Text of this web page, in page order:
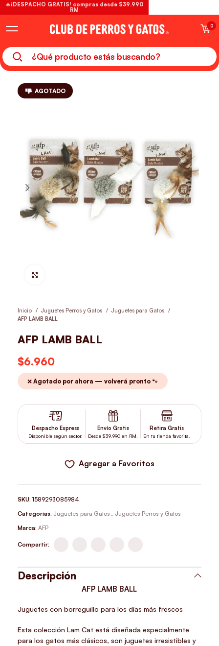
0
AGOTADO
Inicio Juguetes Perros y Gatos
Juguetes para Gatos
AFP LAMB BALL
AFP LAMB BALL
$6.960
❌ Agotado por ahora — volverá pronto 🐾
Despacho Express
Disponible según sector.
Envío Gratis
Desde $39.990 en RM.
Retira Gratis
En tu tienda favorita.
Agregar a Favoritos
SKU:1589293085984
Categorías: Juguetes para Gatos
Juguetes Perros y Gatos
Marca:AFP
Compartir:
Descripción
AFP LAMB BALL
Juguetes con borreguillo para los días más frescos
Esta colección Lam Cat está diseñada especialmente
para los gatos más clásicos, son juguetes irresistibles y
🔥¡DESPACHO GRATIS! compras desde $39.990
RM